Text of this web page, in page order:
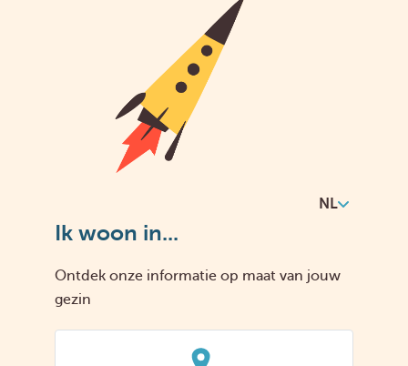
NL
Ik woon in...
Ontdek onze informatie op maat van jouw
gezin
Sluit je aan bij Infino
kantoor